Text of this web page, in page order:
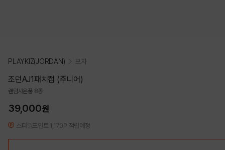
PLAYKIZ(JORDAN) 모자
조던AJ1패치캡 (주니어)
랜덤사은품 8종
39,000원
스타일포인트 1,170P 적립예정